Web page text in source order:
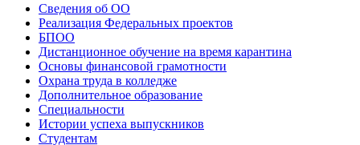
Сведения об ОО
Реализация Федеральных проектов
БПОО
Дистанционное обучение на время карантина
Основы финансовой грамотности
Охрана труда в колледже
Дополнительное образование
Специальности
Истории успеха выпускников
Студентам